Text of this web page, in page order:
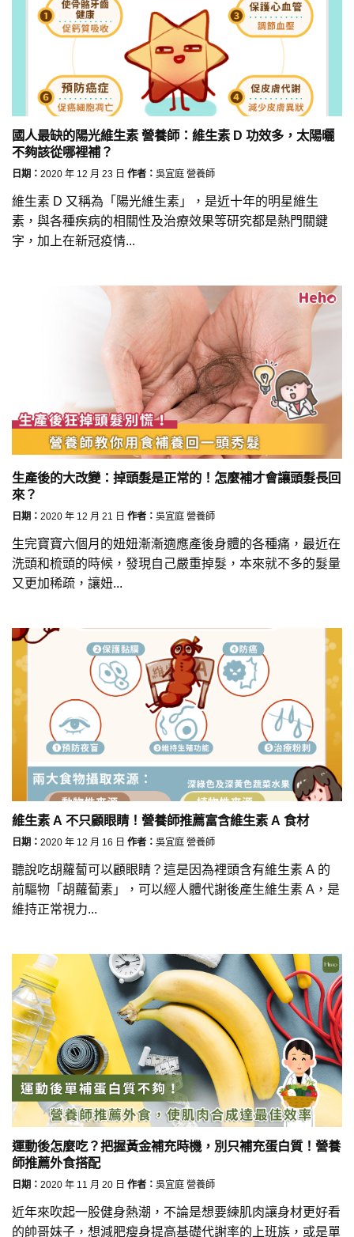
國人最缺的陽光維生素 營養師：維生素 D 功效多，太陽曬
不夠該從哪裡補？
日期： 2020 年 12 月 23 日 作者： 吳宜庭 營養師
維生素 D 又稱為「陽光維生素」，是近十年的明星維生
素，與各種疾病的相關性及治療效果等研究都是熱門關鍵
字，加上在新冠疫情...
生產後的大改變：掉頭髮是正常的！怎麼補才會讓頭髮長回
來？
日期： 2020 年 12 月 21 日 作者： 吳宜庭 營養師
生完寶寶六個月的妞妞漸漸適應產後身體的各種痛，最近在
洗頭和梳頭的時候，發現自己嚴重掉髮，本來就不多的髮量
又更加稀疏，讓妞...
維生素 A 不只顧眼睛！營養師推薦富含維生素 A 食材
日期： 2020 年 12 月 16 日 作者： 吳宜庭 營養師
聽說吃胡蘿蔔可以顧眼睛？這是因為裡頭含有維生素 A 的
前驅物「胡蘿蔔素」，可以經人體代謝後產生維生素 A，是
維持正常視力...
運動後怎麼吃？把握黃金補充時機，別只補充蛋白質！營養
師推薦外食搭配
日期： 2020 年 11 月 20 日 作者： 吳宜庭 營養師
近年來吹起一股健身熱潮，不論是想要練肌肉讓身材更好看
的帥哥妹子，想減肥瘦身提高基礎代謝率的上班族，或是單